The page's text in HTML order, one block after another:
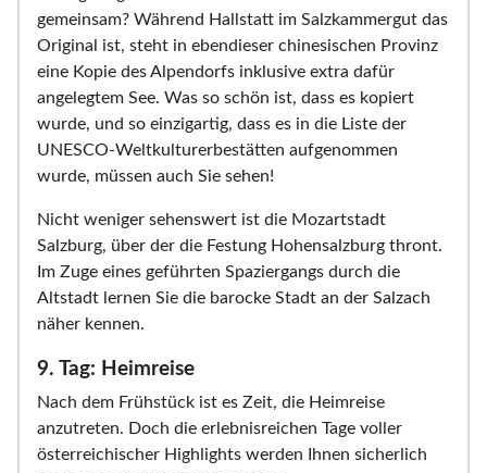
gemeinsam? Während Hallstatt im Salzkammergut das
Original ist, steht in ebendieser chinesischen Provinz
eine Kopie des Alpendorfs inklusive extra dafür
angelegtem See. Was so schön ist, dass es kopiert
wurde, und so einzigartig, dass es in die Liste der
UNESCO-Weltkulturerbestätten aufgenommen
wurde, müssen auch Sie sehen!
Nicht weniger sehenswert ist die Mozartstadt
Salzburg, über der die Festung Hohensalzburg thront.
Im Zuge eines geführten Spaziergangs durch die
Altstadt lernen Sie die barocke Stadt an der Salzach
näher kennen.
9. Tag: Heimreise
Nach dem Frühstück ist es Zeit, die Heimreise
anzutreten. Doch die erlebnisreichen Tage voller
österreichischer Highlights werden Ihnen sicherlich